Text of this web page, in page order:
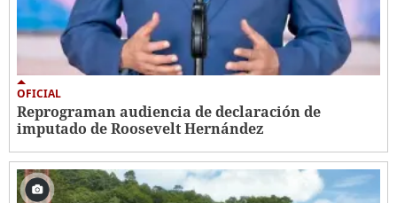
OFICIAL
Reprograman audiencia de declaración de
imputado de Roosevelt Hernández